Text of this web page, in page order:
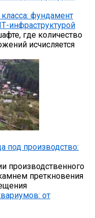
фундамент
инфраструктурой
где количество
исчисляется
под производство:
производственного
преткновения